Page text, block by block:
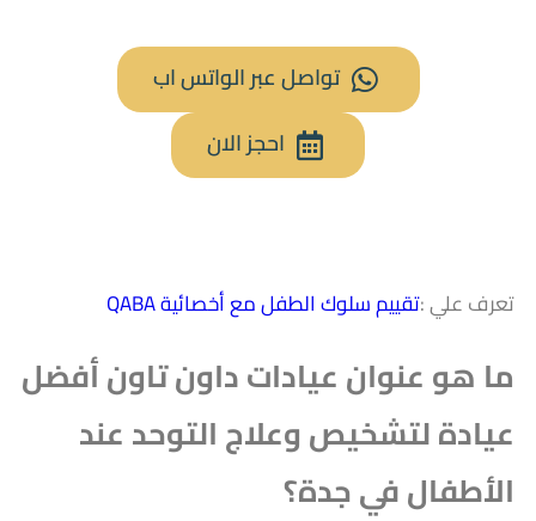
تواصل عبر الواتس اب
احجز الان
تعرف علي :تقييم سلوك الطفل مع أخصائية QABA
ما هو عنوان عيادات داون تاون أفضل
عيادة لتشخيص وعلاج التوحد عند
الأطفال في جدة؟